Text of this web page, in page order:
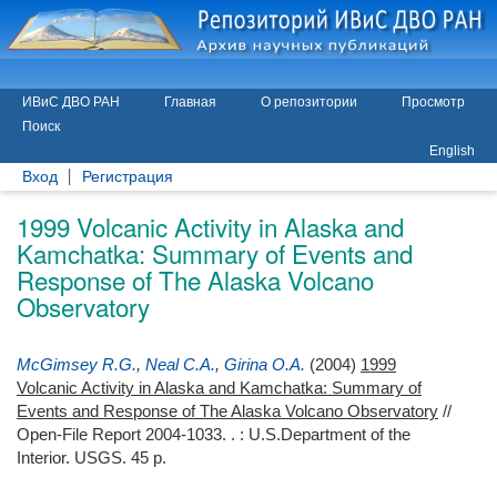
ИВиС ДВО РАН Главная О репозитории
Просмотр
Поиск
English
Вход Регистрация
1999 Volcanic Activity in Alaska and
Kamchatka: Summary of Events and
Response of The Alaska Volcano
Observatory
McGimsey R.G., Neal C.A., Girina O.A. (2004) 1999
Volcanic Activity in Alaska and Kamchatka: Summary of
Events and Response of The Alaska Volcano Observatory //
Open-File Report 2004-1033. . : U.S.Department of the
Interior. USGS. 45 p.